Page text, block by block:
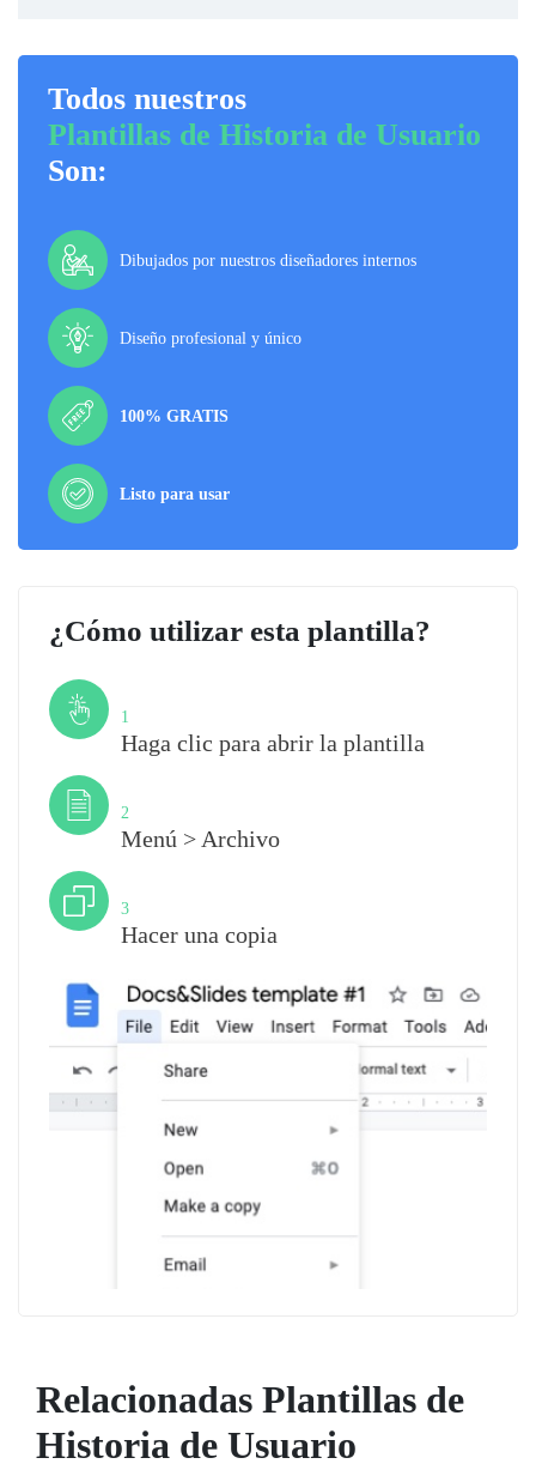
Todos nuestros
Plantillas de Historia de Usuario
Son:
Dibujados por nuestros diseñadores internos
Diseño profesional y único
100% GRATIS
Listo para usar
¿Cómo utilizar esta plantilla?
1
Haga clic para abrir la plantilla
2
Menú > Archivo
3
Hacer una copia
Relacionadas Plantillas de
Historia de Usuario